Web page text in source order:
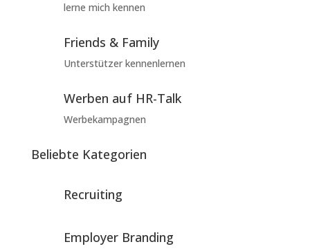
lerne mich kennen
Friends & Family
Unterstützer kennenlernen
Werben auf HR-Talk
Werbekampagnen
Beliebte Kategorien
Recruiting
Employer Branding